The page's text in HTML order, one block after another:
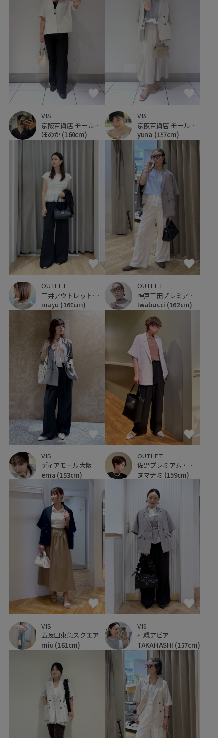
VIS
京阪百貨店 モール京橋店
ほのか (160cm)
VIS
京阪百貨店 モール京橋店
yuna (157cm)
OUTLET
三井アウトレットパーク ジャズドリーム長島
mayu (160cm)
OUTLET
神戸三田プレミアム・アウトレット
Iwabucci (162cm)
VIS
ディアモール大阪
ema (153cm)
OUTLET
佐野プレミアム・アウトレット
ヌマナミ (159cm)
VIS
五反田東急スクエア
miu (161cm)
VIS
札幌アピア
TAKAHASHI (157cm)